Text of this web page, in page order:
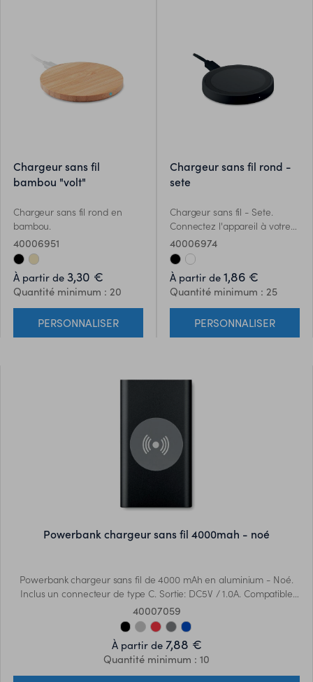
chargeur sans fil
bambou "volt"
Chargeur sans fil rond en
bambou.
40006951
À partir de 3,30 €
Quantité minimum : 20
PERSONNALISER
chargeur sans fil rond -
sete
Chargeur sans fil - Sete.
Connectez l'appareil à votre
ordinateur, posez le
smartphone dessus et laissez-
le charger. Lumière lors de la
charge. Sortie: DC5V/1A (5W).
Compatible avec tous les
appareils comme les derniers
androïdes, iPhone® 8, X et
plus récents.
40006974
À partir de 1,86 €
Quantité minimum : 25
PERSONNALISER
powerbank chargeur sans fil 4000mah - noé
Powerbank chargeur sans fil de 4000 mAh en aluminium - Noé.
Inclus un connecteur de type C. Sortie: DC5V / 1.0A. Compatible
avec les derniers androïdes, iPhone® 8,et X et plus récents.
40007059
À partir de 7,88 €
Quantité minimum : 10